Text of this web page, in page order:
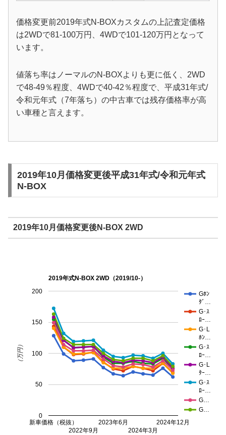
価格変更前2019年式N-BOXカスタムの上記査定価格
は2WDで81-100万円、4WDで101-120万円となって
います。
値落ち率はノーマルのN-BOXよりも更に低く、2WD
で48-49％程度、4WDで40-42％程度で、平成31年式/
令和元年式（7年落ち）の中古車では残存価格率が高
い車種と言えます。
2019年10月価格変更後平成31年式/令和元年式
N-BOX
2019年10月価格変更後N-BOX 2WD
2019年式N-BOX 2WD（2019/10-）
Gﾎﾝ
ﾀﾞ…
G･ｽ
ﾛｰ…
G･L
ﾎﾝ…
G･ｽ
ﾛｰ…
G･L
ﾀｰ…
G･ｽ
ﾛｰ…
G…
G…
新車価格（税抜）
2022年9月
2023年6月
2024年3月
2024年12月
0
50
100
150
200
（万円）